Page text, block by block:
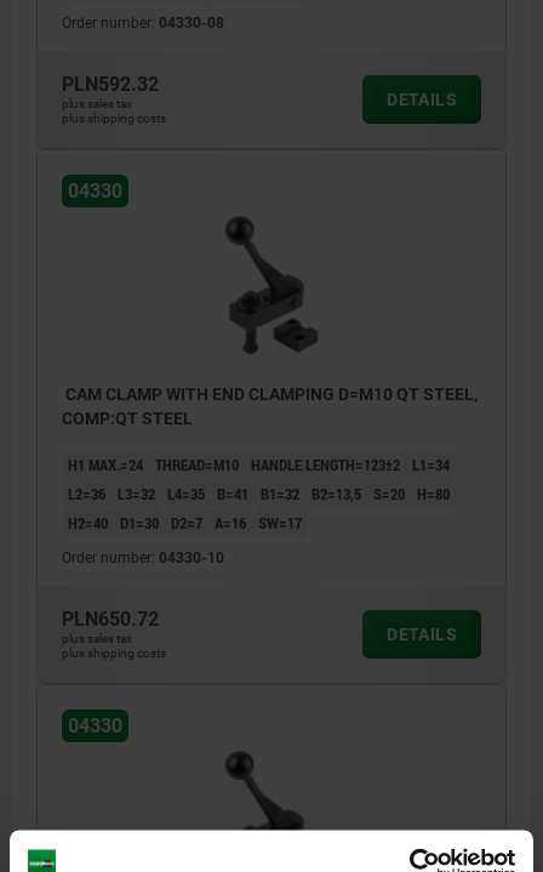
Order number: 04330-08
PLN592.32
plus sales tax
plus shipping costs
DETAILS
04330
CAM CLAMP WITH END CLAMPING D=M10 QT STEEL,
COMP:QT STEEL
H1 MAX.=24 THREAD=M10 HANDLE LENGTH=123±2
L1=34
L2=36
L3=32 L4=35 B=41 B1=32 B2=13,5 S=20
H=80
H2=40
D1=30 D2=7 A=16 SW=17
Order number: 04330-10
PLN650.72
plus sales tax
plus shipping costs
DETAILS
04330